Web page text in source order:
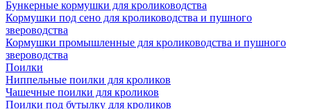
Бункерные кормушки для кролиководства
Кормушки под сено для кролиководства и пушного
звероводства
Кормушки промышленные для кролиководства и пушного
звероводства
Поилки
Ниппельные поилки для кроликов
Чашечные поилки для кроликов
Поилки под бутылку для кроликов